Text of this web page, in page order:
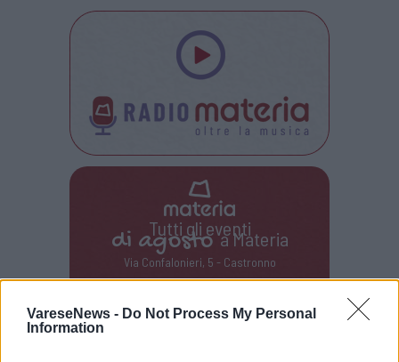
VareseNews - Do Not Process My Personal
Information
Tutti gli eventi
di agostoa Materia
Via Confalonieri, 5 - Castronno